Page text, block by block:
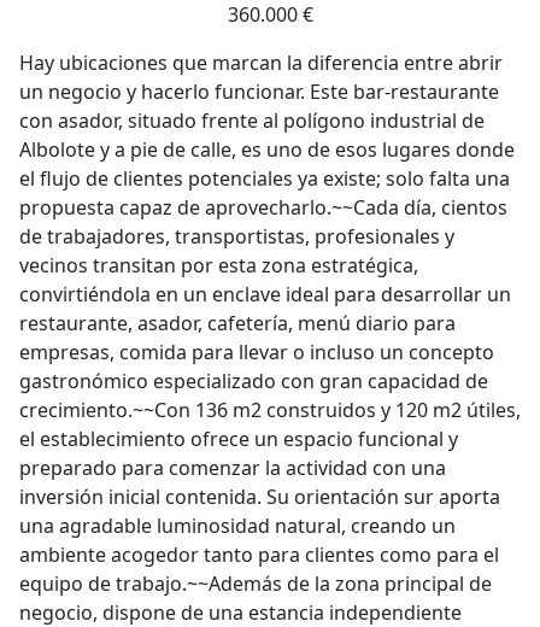
360.000 €
Hay ubicaciones que marcan la diferencia entre abrir
un negocio y hacerlo funcionar. Este bar-restaurante
con asador, situado frente al polígono industrial de
Albolote y a pie de calle, es uno de esos lugares donde
el flujo de clientes potenciales ya existe; solo falta una
propuesta capaz de aprovecharlo.~~Cada día, cientos
de trabajadores, transportistas, profesionales y
vecinos transitan por esta zona estratégica,
convirtiéndola en un enclave ideal para desarrollar un
restaurante, asador, cafetería, menú diario para
empresas, comida para llevar o incluso un concepto
gastronómico especializado con gran capacidad de
crecimiento.~~Con 136 m2 construidos y 120 m2 útiles,
el establecimiento ofrece un espacio funcional y
preparado para comenzar la actividad con una
inversión inicial contenida. Su orientación sur aporta
una agradable luminosidad natural, creando un
ambiente acogedor tanto para clientes como para el
equipo de trabajo.~~Además de la zona principal de
negocio, dispone de una estancia independiente